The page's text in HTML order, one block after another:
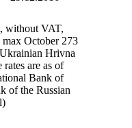
without VAT,
October 273
Hrivna
are as of
Bank of
of the Russian